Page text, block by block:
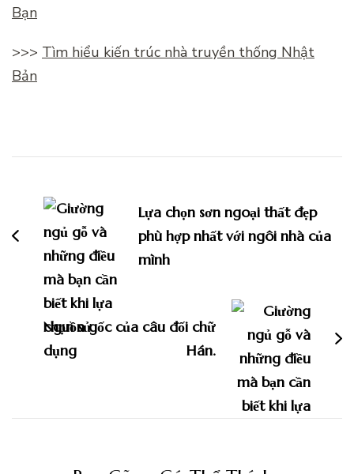
Bạn
>>> Tìm hiểu kiến trúc nhà truyền thống Nhật
Bản
hướng
viết
Lựa chọn sơn ngoại thất đẹp
phù hợp nhất với ngôi nhà của
mình
Nguồn gốc của câu đối chữ
Hán.